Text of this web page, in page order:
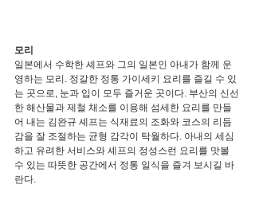
모리
일본에서 수학한 셰프와 그의 일본인 아내가 함께 운
영하는 모리. 정갈한 정통 가이세키 요리를 즐길 수 있
는 곳으로, 눈과 입이 모두 즐거운 곳이다. 부산의 신선
한 해산물과 제철 채소를 이용해 섬세한 요리를 만들
어 내는 김완규 셰프는 식재료의 조화와 코스의 리듬
감을 잘 조절하는 균형 감각이 탁월하다. 아내의 세심
하고 유려한 서비스와 셰프의 정성스런 요리를 맛볼
수 있는 따뜻한 공간에서 정통 일식을 즐겨 보시길 바
란다.